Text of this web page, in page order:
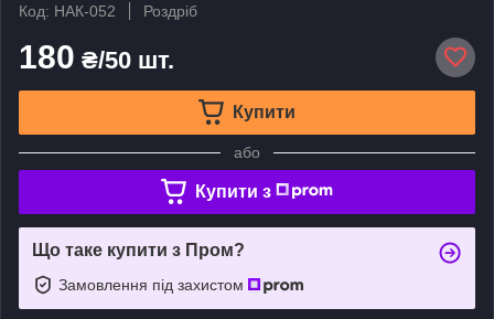
Код: НАК-052
Роздріб
180 ₴/50 шт.
Купити
або
Купити з
Що таке купити з Пром?
Замовлення під захистом